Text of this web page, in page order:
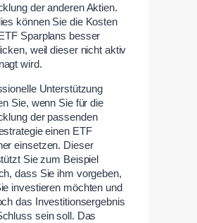
der anderen Aktien.
können Sie die Kosten
Sparplans besser
weil dieser nicht aktiv
wird.
Unterstützung
Sie, wenn Sie für die
der passenden
einen ETF
einsetzen. Dieser
Sie zum Beispiel
dass Sie ihm vorgeben,
investieren möchten und
das Investitionsergebnis
sein soll. Das